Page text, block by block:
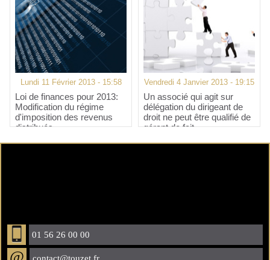
Lundi 11 Février 2013 - 15:58
Loi de finances pour 2013:
Modification du régime
d'imposition des revenus
distribués
Vendredi 4 Janvier 2013 - 19:15
Un associé qui agit sur
délégation du dirigeant de
droit ne peut être qualifié de
gérant de fait
01 56 26 00 00
contact@touzet.fr